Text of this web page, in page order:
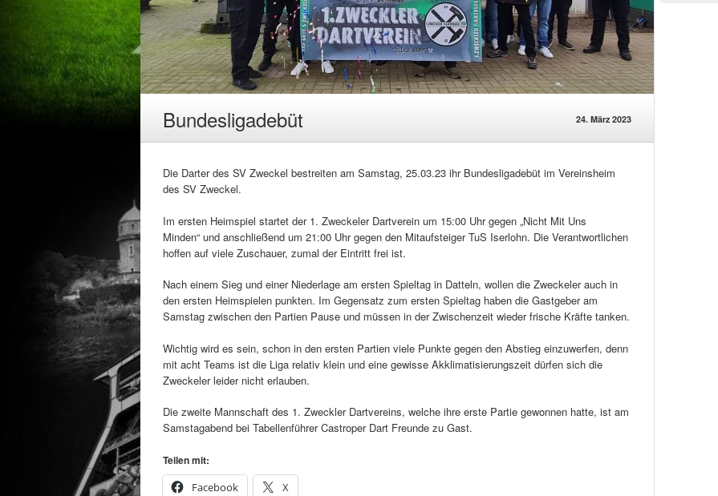
Bundesligadebüt 24. März 2023
Die Darter des SV Zweckel bestreiten am Samstag, 25.03.23 ihr Bundesligadebüt im Vereinsheim
des SV Zweckel.
Im ersten Heimspiel startet der 1. Zweckeler Dartverein um 15:00 Uhr gegen „Nicht Mit Uns
Minden“ und anschließend um 21:00 Uhr gegen den Mitaufsteiger TuS Iserlohn. Die Verantwortlichen
hoffen auf viele Zuschauer, zumal der Eintritt frei ist.
Nach einem Sieg und einer Niederlage am ersten Spieltag in Datteln, wollen die Zweckeler auch in
den ersten Heimspielen punkten. Im Gegensatz zum ersten Spieltag haben die Gastgeber am
Samstag zwischen den Partien Pause und müssen in der Zwischenzeit wieder frische Kräfte tanken.
Wichtig wird es sein, schon in den ersten Partien viele Punkte gegen den Abstieg einzuwerfen, denn
mit acht Teams ist die Liga relativ klein und eine gewisse Akklimatisierungszeit dürfen sich die
Zweckeler leider nicht erlauben.
Die zweite Mannschaft des 1. Zweckler Dartvereins, welche ihre erste Partie gewonnen hatte, ist am
Samstagabend bei Tabellenführer Castroper Dart Freunde zu Gast.
Teilen mit:
Facebook
X